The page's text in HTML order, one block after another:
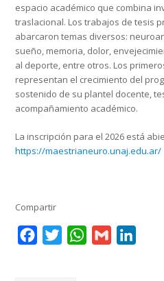
espacio académico que combina
traslacional. Los trabajos de tesis
abarcaron temas diversos:
sueño, memoria, dolor,
al deporte, entre otros. Los
representan el crecimiento del
sostenido de su plantel docente,
acompañamiento académico.
La inscripción para el 2026 está
https://maestrianeuro.unaj.edu.ar/
Compartir
FacebookTwitterWhatsApp
Gmail